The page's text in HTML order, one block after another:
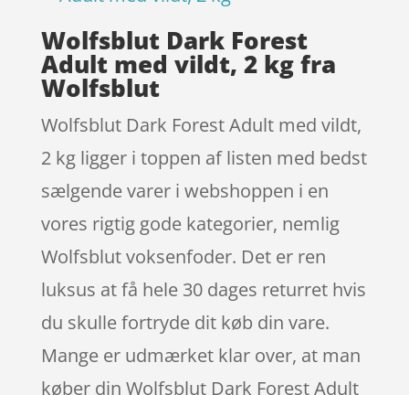
Wolfsblut Dark Forest
Adult med vildt, 2 kg fra
Wolfsblut
Wolfsblut Dark Forest Adult med vildt,
2 kg ligger i toppen af listen med bedst
sælgende varer i webshoppen i en
vores rigtig gode kategorier, nemlig
Wolfsblut voksenfoder. Det er ren
luksus at få hele 30 dages returret hvis
du skulle fortryde dit køb din vare.
Mange er udmærket klar over, at man
køber din Wolfsblut Dark Forest Adult